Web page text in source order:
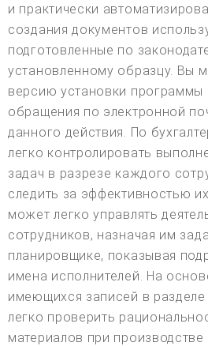
и практически
создания документов
подготовленные по
установленному образцу. Вы
версию установки программы
обращения по электронной
данного действия. По
легко контролировать
задач в разрезе каждого
следить за эффективностью
может легко управлять
сотрудников, назначая им
планировщике, показывая
имена исполнителей. На
имеющихся записей в
легко проверить
материалов при